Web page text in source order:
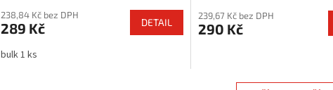
238,84 Kč bez DPH
289 Kč DETAIL
bulk 1 ks
239,67 Kč bez DPH
290 Kč